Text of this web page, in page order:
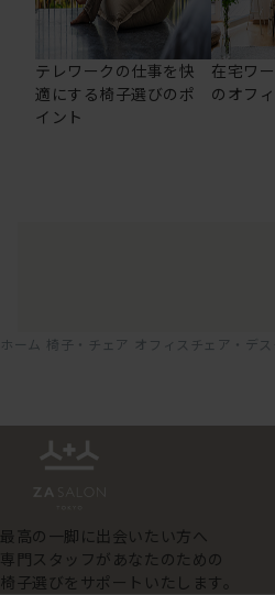
テレワークの仕事を快
適にする椅子選びのポ
イント
在宅ワ
のオフ
ホーム 椅子・チェア オフィスチェア・デ
最高の一脚に出会いたい方へ
専門スタッフがあなたのための
椅子選びをサポートいたします。